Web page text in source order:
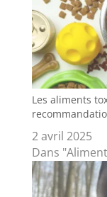
Les aliments
2 avril 2025
Dans